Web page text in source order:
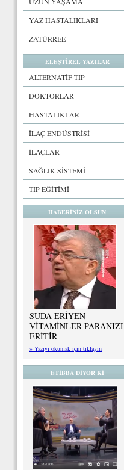
YAZ HASTALIKLARI
ZATÜRREE
ELEŞTİREL YAZILAR
ALTERNATİF TIP
DOKTORLAR
HASTALIKLAR
İLAÇ ENDÜSTRİSİ
İLAÇLAR
SAĞLIK SİSTEMİ
TIP EĞİTİMİ
HABERİNİZ OLSUN
SUDA ERİYEN
VİTAMİNLER PARANIZI
ERİTİR
» Yazıyı okumak için tıklayın
ETİBBA DİYOR Kİ